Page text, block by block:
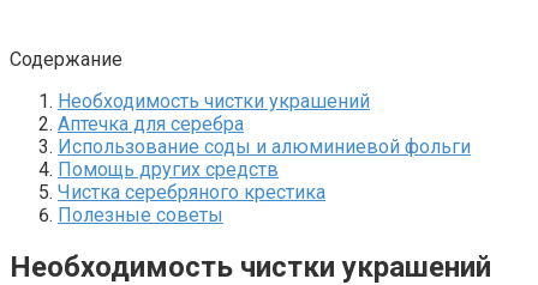
Содержание
Необходимость чистки украшений
Аптечка для серебра
Использование соды и алюминиевой фольги
Помощь других средств
Чистка серебряного крестика
Полезные советы
Необходимость чистки украшений